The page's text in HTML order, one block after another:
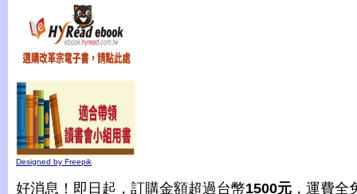
Designed by Freepik
好消息！即日起，訂購金額超過台幣1500元 ，運費全